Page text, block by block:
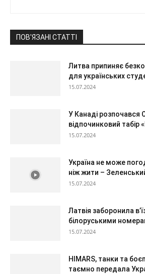
ПОВ'ЯЗАНІ СТАТТІ
Литва припиняє
для українських
15.07.2024
У Канаді розпочався
відпочинковий табір
15.07.2024
Україна не може
ніж жити –
15.07.2024
Латвія заборонила
білоруськими
15.07.2024
HIMARS, танки та
таємно передала